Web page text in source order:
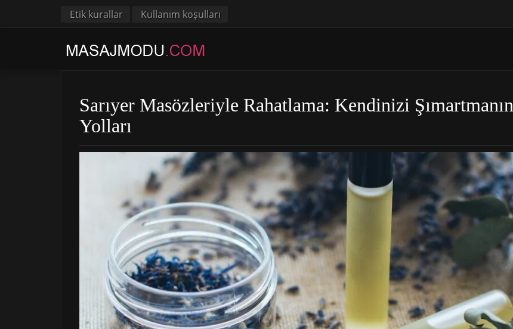
Etik kurallar Kullanım koşulları
Sarıyer Masözleriyle Rahatlama: Kendinizi Şımartmanın
Yolları